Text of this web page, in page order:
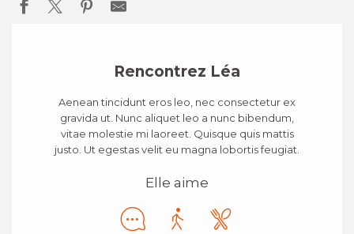
Rencontrez Léa
Aenean tincidunt eros leo, nec consectetur ex
gravida ut. Nunc aliquet leo a nunc bibendum,
vitae molestie mi laoreet. Quisque quis mattis
justo. Ut egestas velit eu magna lobortis feugiat.
Elle aime